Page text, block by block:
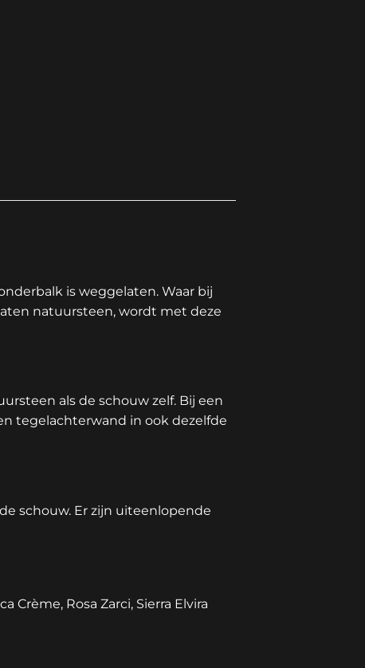
is weggelaten. Waar bij
natuursteen, wordt met deze
als de schouw zelf. Bij een
tegelachterwand in ook dezelfde
schouw. Er zijn uiteenlopende
Crème, Rosa Zarci, Sierra Elvira